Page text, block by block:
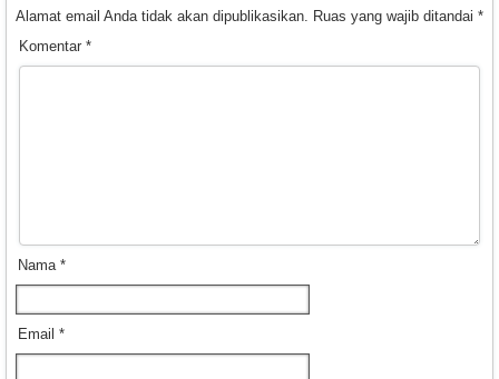
Alamat email Anda tidak akan dipublikasikan. Ruas yang wajib ditandai *
Komentar *
Nama *
Email *